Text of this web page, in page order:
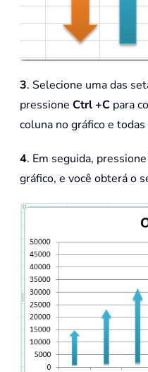
3. Selecione uma das
pressione Ctrl +C para
coluna no gráfico e
4. Em seguida, pressione
gráfico, e você obterá o